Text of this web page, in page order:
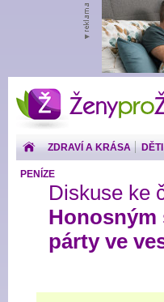
ŽenyproŽeny.cz
ZDRAVÍ A KRÁSA DĚTI
PENÍZE
Diskuse ke
Honosným
párty ve